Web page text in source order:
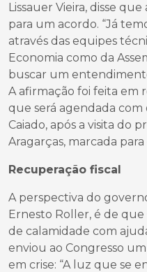
Lissauer Vieira, disse
para um acordo. “Já
através das equipes
Economia como da
buscar um
A afirmação foi feita em
que será agendada
Caiado, após a visita do
Aragarças, marcada
Recuperação fiscal
A perspectiva do
Ernesto Roller, é de que
de calamidade com
enviou ao Congresso
em crise: “A luz que se